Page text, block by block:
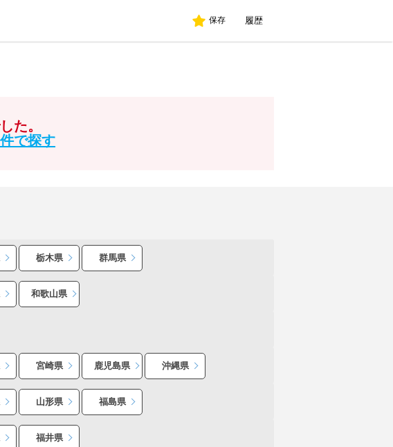
保存 履歴
た。
で探す
栃木県 群馬県
和歌山県
宮崎県 鹿児島県 沖縄県
山形県 福島県
福井県